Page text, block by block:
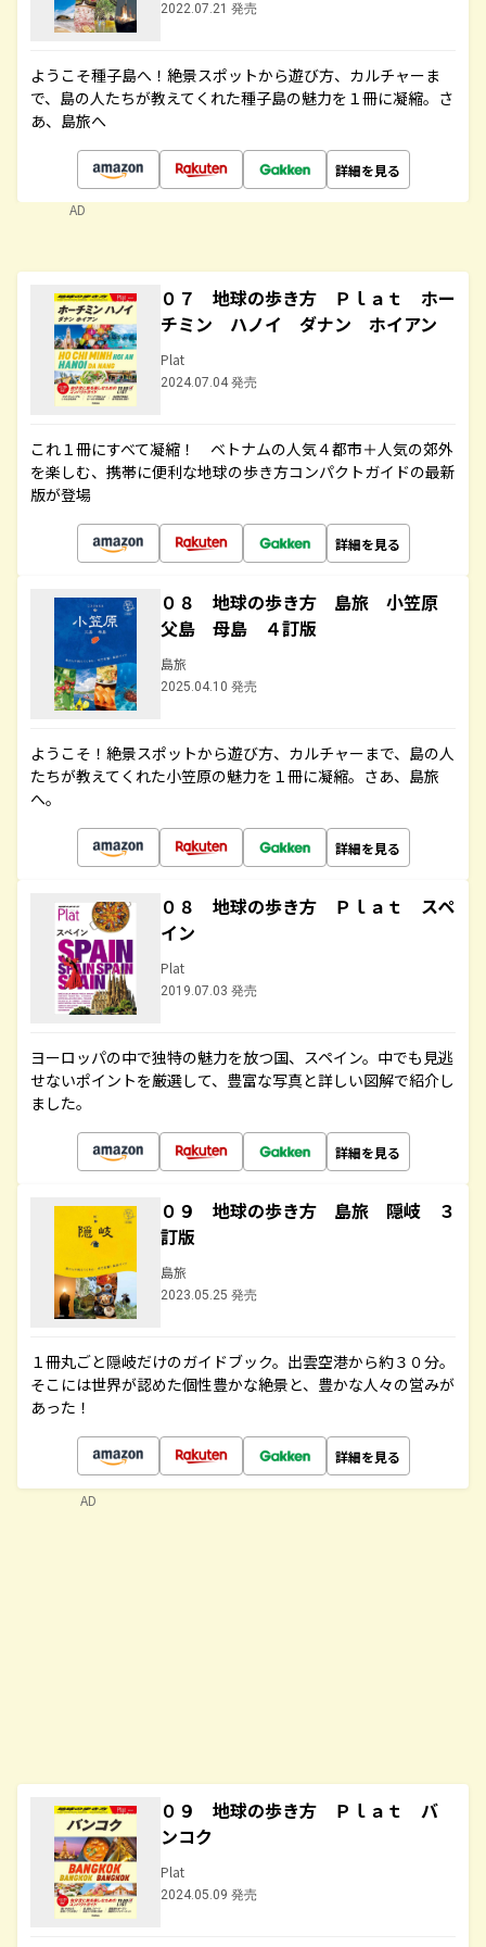
2022.07.21 発売
ようこそ種子島へ！絶景スポットから遊び方、カルチャーま
で、島の人たちが教えてくれた種子島の魅力を１冊に凝縮。さ
あ、島旅へ
詳細を見る
AD
０７ 地球の歩き方 Ｐｌａｔ ホー
チミン ハノイ ダナン ホイアン
Plat
2024.07.04 発売
これ１冊にすべて凝縮！ ベトナムの人気４都市＋人気の郊外
を楽しむ、携帯に便利な地球の歩き方コンパクトガイドの最新
版が登場
詳細を見る
０８ 地球の歩き方 島旅 小笠原
父島 母島 ４訂版
島旅
2025.04.10 発売
ようこそ！絶景スポットから遊び方、カルチャーまで、島の人
たちが教えてくれた小笠原の魅力を１冊に凝縮。さあ、島旅
へ。
詳細を見る
０８ 地球の歩き方 Ｐｌａｔ スペ
イン
Plat
2019.07.03 発売
ヨーロッパの中で独特の魅力を放つ国、スペイン。中でも見逃
せないポイントを厳選して、豊富な写真と詳しい図解で紹介し
ました。
詳細を見る
０９ 地球の歩き方 島旅 隠岐 ３
訂版
島旅
2023.05.25 発売
１冊丸ごと隠岐だけのガイドブック。出雲空港から約３０分。
そこには世界が認めた個性豊かな絶景と、豊かな人々の営みが
あった！
詳細を見る
０９ 地球の歩き方 Ｐｌａｔ バ
ンコク
Plat
2024.05.09 発売
AD